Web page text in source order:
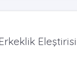
Eleştirisi